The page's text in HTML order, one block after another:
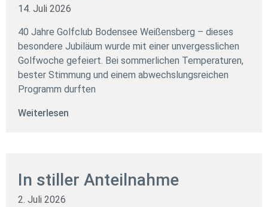
14. Juli 2026
40 Jahre Golfclub Bodensee Weißensberg – dieses
besondere Jubiläum wurde mit einer unvergesslichen
Golfwoche gefeiert. Bei sommerlichen Temperaturen,
bester Stimmung und einem abwechslungsreichen
Programm durften
Weiterlesen
In stiller Anteilnahme
2. Juli 2026